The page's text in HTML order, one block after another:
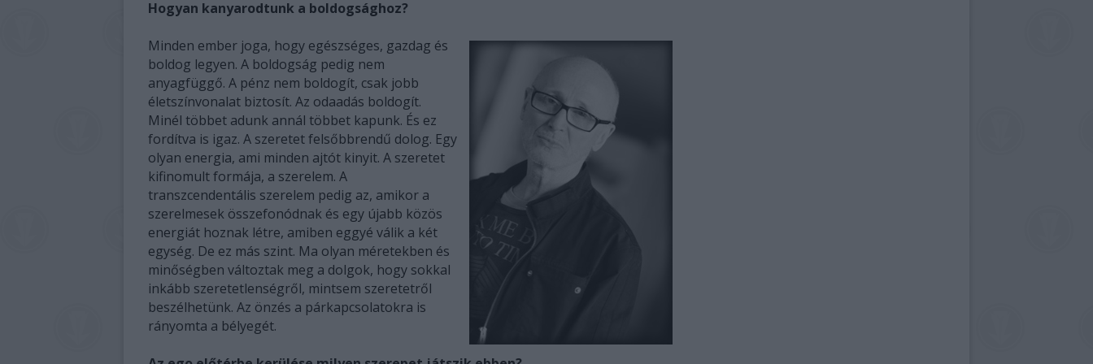
Hogyan kanyarodtunk a boldogsághoz?
Minden ember joga, hogy egészséges, gazdag és
boldog legyen. A boldogság pedig nem
anyagfüggő. A pénz nem boldogít, csak jobb
életszínvonalat biztosít. Az odaadás boldogít.
Minél többet adunk annál többet kapunk. És ez
fordítva is igaz. A szeretet felsőbbrendű dolog. Egy
olyan energia, ami minden ajtót kinyit. A szeretet
kifinomult formája, a szerelem. A
transzcendentális szerelem pedig az, amikor a
szerelmesek összefonódnak és egy újabb közös
energiát hoznak létre, amiben eggyé válik a két
egység. De ez más szint. Ma olyan méretekben és
minőségben változtak meg a dolgok, hogy sokkal
inkább szeretetlenségről, mintsem szeretetről
beszélhetünk. Az önzés a párkapcsolatokra is
rányomta a bélyegét.